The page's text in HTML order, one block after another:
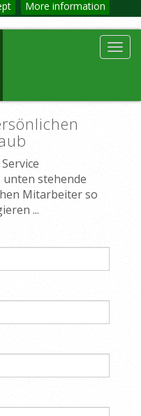
More information
stehende
Mitarbeiter so
...